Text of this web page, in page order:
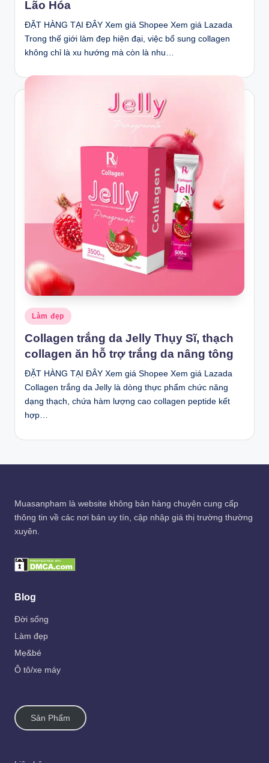
Lão Hóa
ĐẶT HÀNG TẠI ĐÂY Xem giá Shopee Xem giá Lazada
Trong thế giới làm đẹp hiện đại, việc bổ sung collagen
không chỉ là xu hướng mà còn là nhu…
Posted
in
Làm đẹp
Collagen trắng da Jelly Thụy Sĩ, thạch
collagen ăn hỗ trợ trắng da nâng tông
ĐẶT HÀNG TẠI ĐÂY Xem giá Shopee Xem giá Lazada
Collagen trắng da Jelly là dòng thực phẩm chức năng
dạng thạch, chứa hàm lượng cao collagen peptide kết
hợp…
Muasanpham là website không bán hàng chuyên cung cấp
thông tin về các nơi bán uy tín, cập nhập giá thị trường thường
xuyên.
Blog
Đời sống
Làm đẹp
Mẹ&bé
Ô tô/xe máy
Sản Phẩm